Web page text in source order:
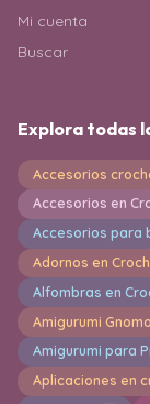
Mi cuenta
Buscar
Explora todas
Accesorios
Accesorios en
Accesorios para
Adornos en
Alfombras en
Amigurumi Gnomo
Amigurumi para
Aplicaciones en